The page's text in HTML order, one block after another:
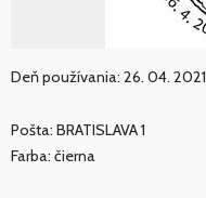
Deň používania: 26. 04. 2021
Pošta: BRATISLAVA 1
Farba: čierna